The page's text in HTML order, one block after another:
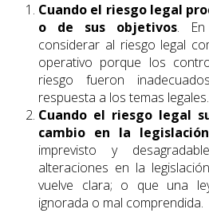
Cuando el riesgo legal
o de sus objetivos. En
considerar al riesgo legal
operativo porque los
riesgo fueron
respuesta a los temas legales.
Cuando el riesgo legal
cambio en la legislación
imprevisto y
alteraciones en la
vuelve clara; o que una
ignorada o mal comprendida.